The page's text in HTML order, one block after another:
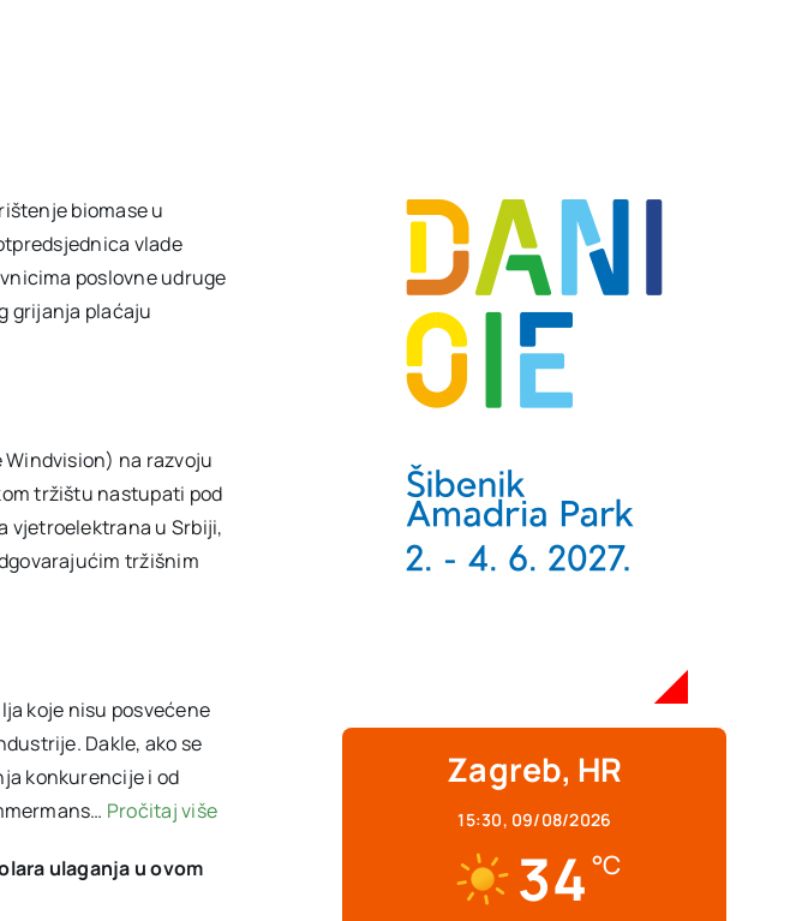
biomase u
vlade
poslovne udruge
grijanja plaćaju
na razvoju
tržištu nastupati pod
vjetroelektrana u Srbiji,
tržišnim
koje nisu posvećene
Dakle, ako se
konkurencije i od
Pročitaj više
ulaganja u ovom
Zagreb, HR
15:30, 09/08/2026
34 °C